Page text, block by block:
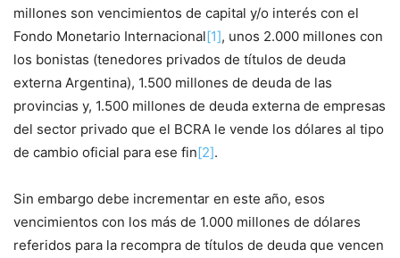
millones son vencimientos de capital y/o interés con el
Fondo Monetario Internacional[1], unos 2.000 millones con
los bonistas (tenedores privados de títulos de deuda
externa Argentina), 1.500 millones de deuda de las
provincias y, 1.500 millones de deuda externa de empresas
del sector privado que el BCRA le vende los dólares al tipo
de cambio oficial para ese fin[2].
Sin embargo debe incrementar en este año, esos
vencimientos con los más de 1.000 millones de dólares
referidos para la recompra de títulos de deuda que vencen